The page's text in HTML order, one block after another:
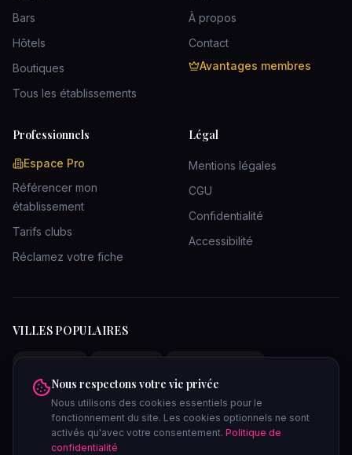
Bars
Hôtels
Boutiques
Tous les établissements
À propos
Contact
Avantages membres
Professionnels
Espace Pro
Référencer mon
établissement
Tarifs clubs
Réclamez votre fiche
Légal
Mentions légales
CGU
Confidentialité
Accessibilité
VILLES POPULAIRES
Clubs Marseille
Clubs Toulouse
Clubs Nantes
Clubs Strasbourg
Clubs Nice
Clubs Bruxelles
Saunas Paris Saunas Lyon
Nous respectons votre vie privée
Nous utilisons des cookies essentiels pour le
fonctionnement du site. Les cookies optionnels ne sont
activés qu'avec votre consentement. Politique de
confidentialité